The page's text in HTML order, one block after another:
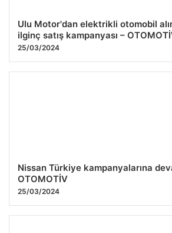
Ulu Motor'dan elektrikli otomobil
ilginç satış kampanyası –
25/03/2024
Nissan Türkiye kampanyalarına
OTOMOTİV
25/03/2024